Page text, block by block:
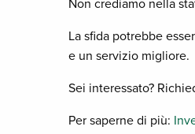
Non crediamo nella
La sfida potrebbe
e un servizio migliore.
Sei interessato?
Per saperne di più: